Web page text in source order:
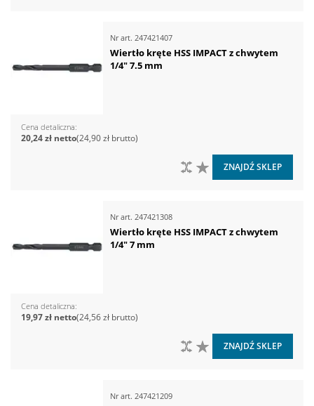
Nr art. 247421407
Wiertło kręte HSS IMPACT z chwytem
1/4" 7.5 mm
Cena detaliczna
24,90 zł
20,24 zł
DO LISTY ŻYCZEŃ
DO PORÓWNANIA
ZNAJDŹ SKLEP
Nr art. 247421308
Wiertło kręte HSS IMPACT z chwytem
1/4" 7 mm
Cena detaliczna
24,56 zł
19,97 zł
DO LISTY ŻYCZEŃ
DO PORÓWNANIA
ZNAJDŹ SKLEP
Nr art. 247421209